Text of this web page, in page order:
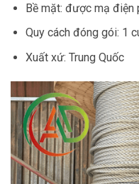
Bề mặt: được mạ điện
Quy cách đóng gói: 1
Xuất xứ: Trung Quốc